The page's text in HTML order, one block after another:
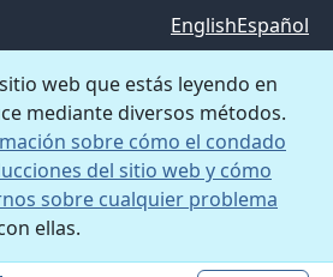
EnglishEspañol
web que estás leyendo en
mediante diversos métodos.
sobre cómo el condado
del sitio web y cómo
sobre cualquier problema
ellas.